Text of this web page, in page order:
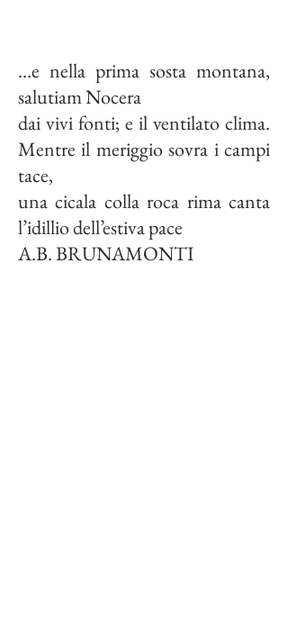
…e nella prima sosta montana,
salutiam Nocera
dai vivi fonti; e il ventilato clima.
Mentre il meriggio sovra i campi
tace,
una cicala colla roca rima canta
l’idillio dell’estiva pace
A.B. BRUNAMONTI